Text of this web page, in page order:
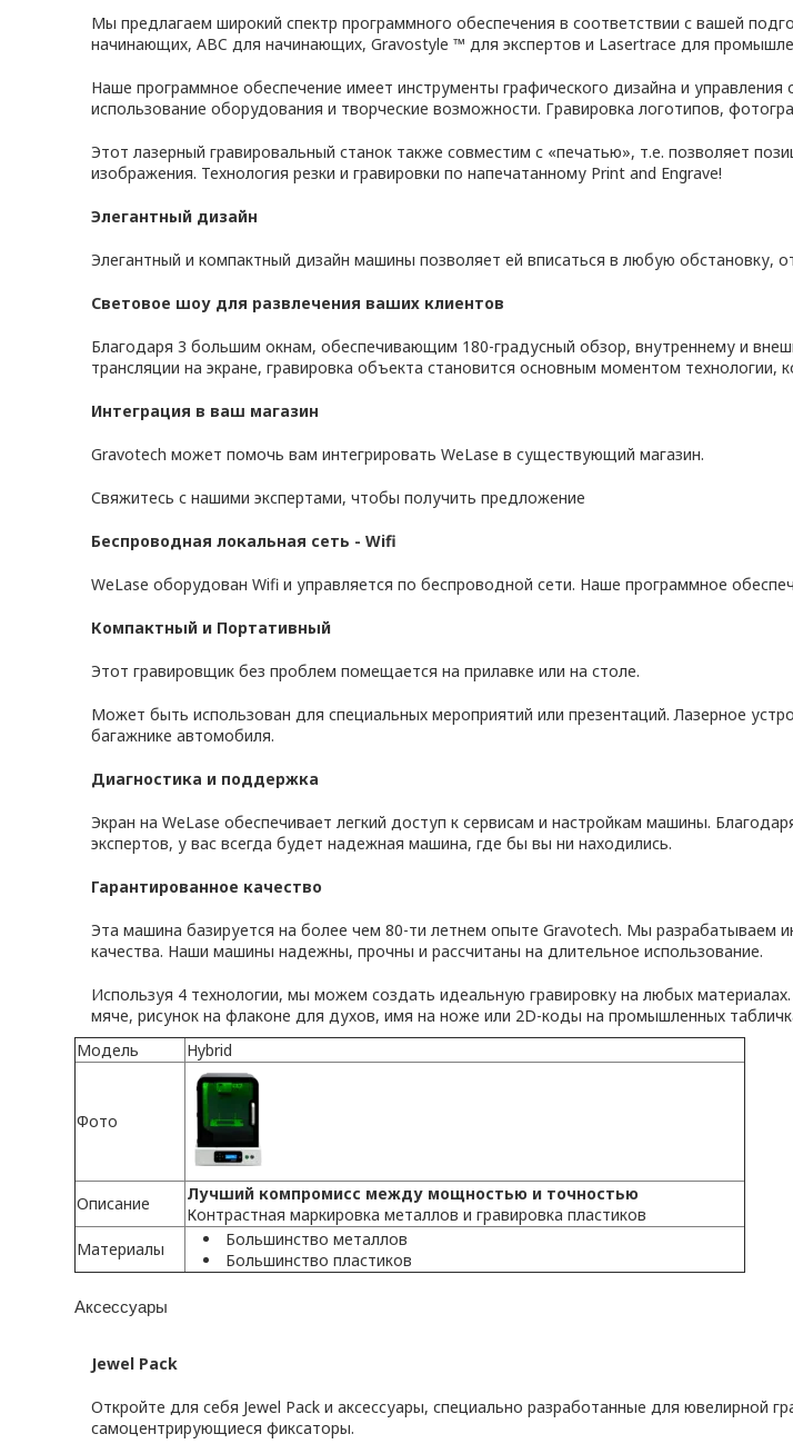
Мы предлагаем широкий спектр программного обеспечения в соответствии с вашей
начинающих, ABC для начинающих, Gravostyle ™ для экспертов и Lasertrace для
Наше программное обеспечение имеет инструменты графического дизайна и
использование оборудования и творческие возможности. Гравировка логотипов,
Этот лазерный гравировальный станок также совместим с «печатью», т.е. позволяет
изображения. Технология резки и гравировки по напечатанному Print and Engrave!
Элегантный дизайн
Элегантный и компактный дизайн машины позволяет ей вписаться в любую обстановку,
Световое шоу для развлечения ваших клиентов
Благодаря 3 большим окнам, обеспечивающим 180-градусный обзор, внутреннему и
трансляции на экране, гравировка объекта становится основным моментом
Интеграция в ваш магазин
Gravotech может помочь вам интегрировать WeLase в существующий магазин.
Свяжитесь с нашими экспертами, чтобы получить предложение
Беспроводная локальная сеть - Wifi
WeLase оборудован Wifi и управляется по беспроводной сети. Наше программное
Компактный и Портативный
Этот гравировщик без проблем помещается на прилавке или на столе.
Может быть использован для специальных мероприятий или презентаций. Лазерное
багажнике автомобиля.
Диагностика и поддержка
Экран на WeLase обеспечивает легкий доступ к сервисам и настройкам машины.
экспертов, у вас всегда будет надежная машина, где бы вы ни находились.
Гарантированное качество
Эта машина базируется на более чем 80-ти летнем опыте Gravotech. Мы разрабатываем
качества. Наши машины надежны, прочны и рассчитаны на длительное использование.
Используя 4 технологии, мы можем создать идеальную гравировку на любых
мяче, рисунок на флаконе для духов, имя на ноже или 2D-коды на промышленных
Модель
Hybrid
Фото
Описание
Лучший компромисс между мощностью и точностью
Контрастная маркировка металлов и гравировка пластиков
Материалы
Большинство металлов
Большинство пластиков
Аксессуары
Jewel Pack
Откройте для себя Jewel Pack и аксессуары, специально разработанные для ювелирной
самоцентрирующиеся фиксаторы.